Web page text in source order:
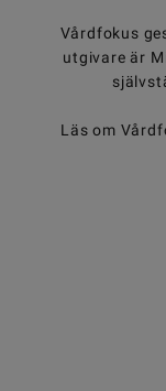
Vårdfokus
utgivare är
Läs om